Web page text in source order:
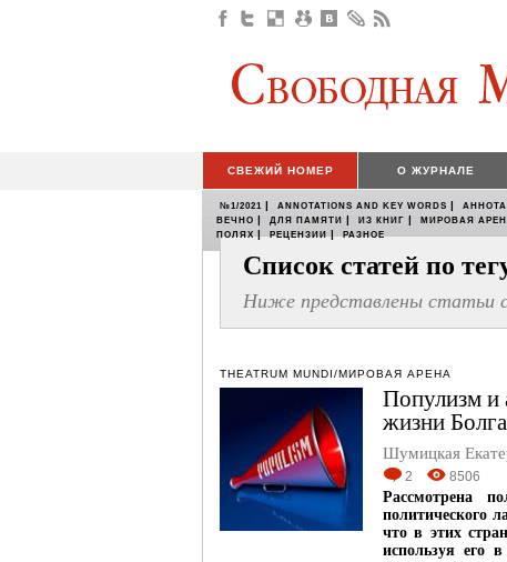
СВЕЖИЙ НОМЕР О ЖУРНАЛЕ
№1/2021 | ANNOTATIONS AND KEY WORDS |
ВЕЧНО | ДЛЯ ПАМЯТИ | ИЗ КНИГ | МИРОВАЯ
ПОЛЯХ | РЕЦЕНЗИИ | РАЗНОЕ
Список статей по
Ниже представлены статьи
THEATRUM MUNDI/МИРОВАЯ АРЕНА
Популизм и
жизни
Шумицкая
2 8506
Рассмотрена
политического
что в этих
используя его